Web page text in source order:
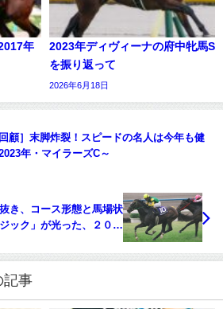
年
2023年ディヴィーナの府中牝馬S
を振り返って
2026年6月18日
回顧］末脚炸裂！スピードの名人は今年も健
年・マイラーズC～
き、コース形態と馬場状
ック」が光った、２００
記事